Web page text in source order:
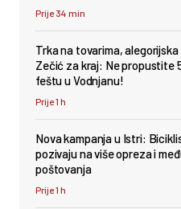
Prije 34 min
Trka na tovarima, alegorijska
Zečić za kraj: Ne propustite
feštu u Vodnjanu!
Prije 1 h
Nova kampanja u Istri:
pozivaju na više opreza i
poštovanja
Prije 1 h